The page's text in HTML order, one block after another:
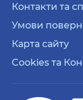
Контакти та
Умови
Карта сайту
Cookies та